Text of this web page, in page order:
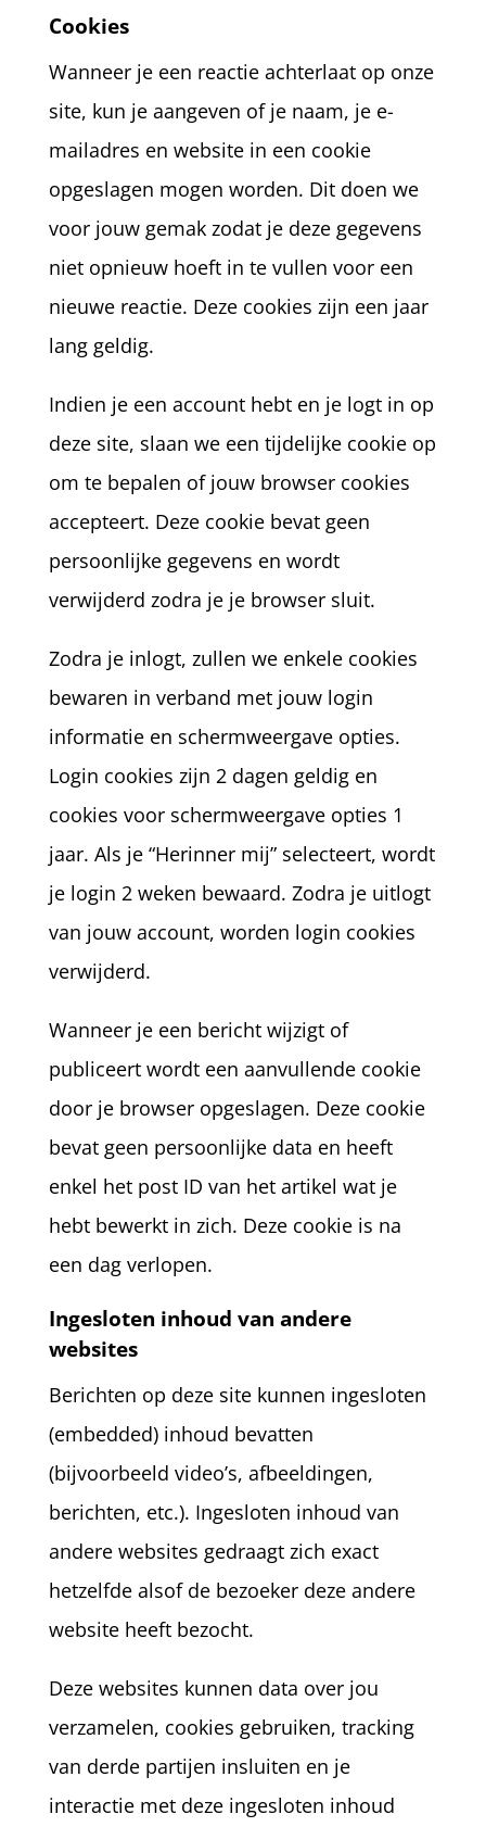
Cookies
Wanneer je een reactie achterlaat op onze
site, kun je aangeven of je naam, je e-
mailadres en website in een cookie
opgeslagen mogen worden. Dit doen we
voor jouw gemak zodat je deze gegevens
niet opnieuw hoeft in te vullen voor een
nieuwe reactie. Deze cookies zijn een jaar
lang geldig.
Indien je een account hebt en je logt in op
deze site, slaan we een tijdelijke cookie op
om te bepalen of jouw browser cookies
accepteert. Deze cookie bevat geen
persoonlijke gegevens en wordt
verwijderd zodra je je browser sluit.
Zodra je inlogt, zullen we enkele cookies
bewaren in verband met jouw login
informatie en schermweergave opties.
Login cookies zijn 2 dagen geldig en
cookies voor schermweergave opties 1
jaar. Als je “Herinner mij” selecteert, wordt
je login 2 weken bewaard. Zodra je uitlogt
van jouw account, worden login cookies
verwijderd.
Wanneer je een bericht wijzigt of
publiceert wordt een aanvullende cookie
door je browser opgeslagen. Deze cookie
bevat geen persoonlijke data en heeft
enkel het post ID van het artikel wat je
hebt bewerkt in zich. Deze cookie is na
een dag verlopen.
Ingesloten inhoud van andere
websites
Berichten op deze site kunnen ingesloten
(embedded) inhoud bevatten
(bijvoorbeeld video’s, afbeeldingen,
berichten, etc.). Ingesloten inhoud van
andere websites gedraagt zich exact
hetzelfde alsof de bezoeker deze andere
website heeft bezocht.
Deze websites kunnen data over jou
verzamelen, cookies gebruiken, tracking
van derde partijen insluiten en je
interactie met deze ingesloten inhoud